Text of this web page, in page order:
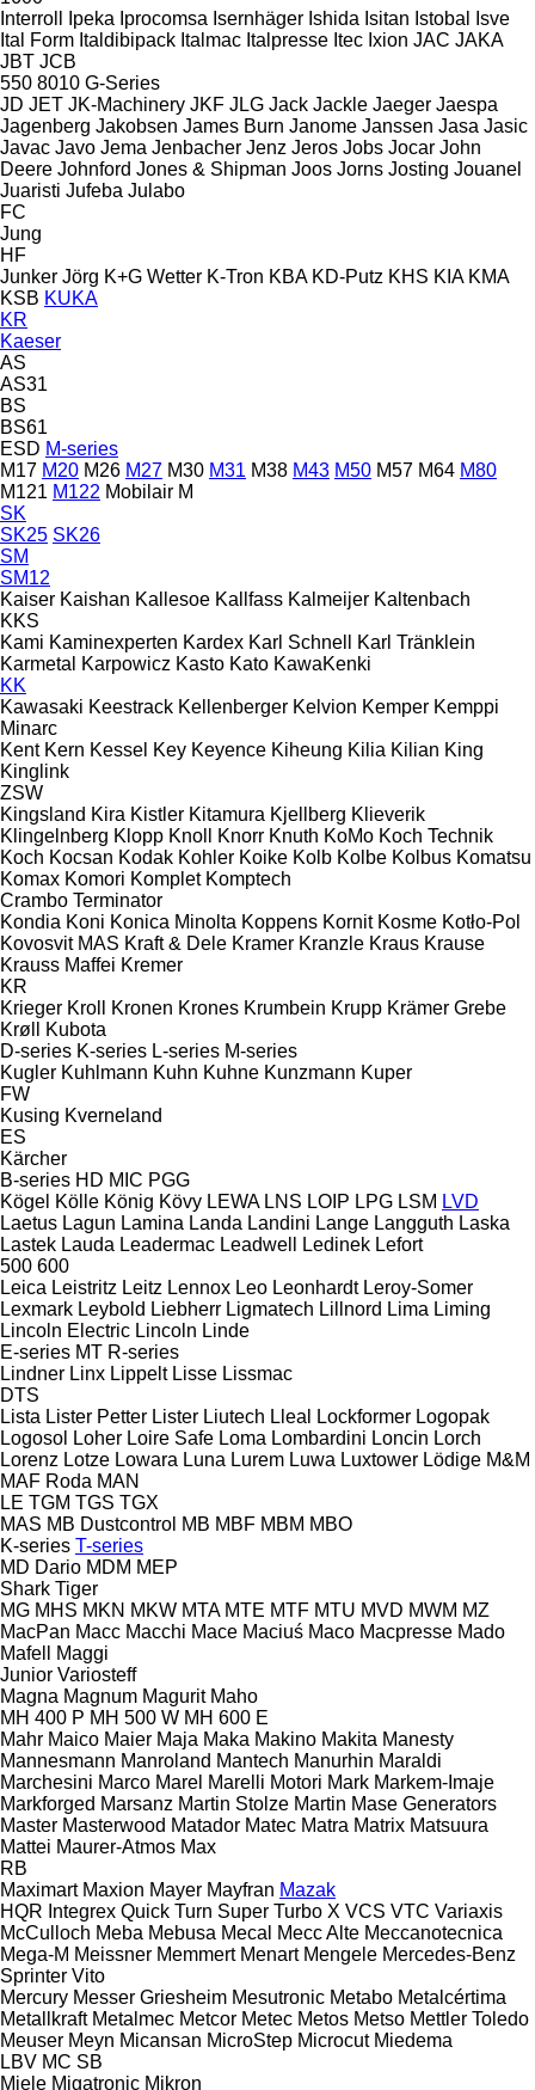
Interroll
Ipeka Iprocomsa Isernhäger Ishida Isitan Istobal
Isve
Ital Form Italdibipack Italmac Italpresse Itec Ixion JAC JAKA
JBT JCB
550 8010 G-Series
JD JET JK-Machinery JKF JLG Jack Jackle Jaeger Jaespa
Jagenberg Jakobsen James Burn Janome Janssen Jasa Jasic
Javac Javo Jema Jenbacher Jenz Jeros Jobs Jocar John
Deere Johnford Jones & Shipman Joos Jorns Josting Jouanel
Juaristi Jufeba Julabo
FC
Jung
HF
Junker Jörg K+G Wetter K-Tron KBA KD-Putz KHS KIA KMA
KSB KUKA
KR
Kaeser
AS
AS31
BS
BS61
ESD M-series
M17 M20 M26 M27 M30 M31 M38 M43 M50 M57 M64 M80
M121 M122 Mobilair M
SK
SK25 SK26
SM
SM12
Kaiser Kaishan Kallesoe Kallfass Kalmeijer Kaltenbach
KKS
Kami Kaminexperten Kardex Karl Schnell
Karl Tränklein
Karmetal
Karpowicz Kasto Kato KawaKenki
KK
Kawasaki Keestrack Kellenberger Kelvion Kemper Kemppi
Minarc
Kent Kern Kessel Key Keyence Kiheung Kilia Kilian King
Kinglink
ZSW
Kingsland Kira Kistler Kitamura Kjellberg Klieverik
Klingelnberg Klopp Knoll Knorr Knuth KoMo Koch Technik
Koch Kocsan Kodak Kohler Koike Kolb Kolbe Kolbus Komatsu
Komax Komori Komplet Komptech
Crambo Terminator
Kondia Koni Konica Minolta Koppens Kornit Kosme Kotło-Pol
Kovosvit MAS Kraft & Dele Kramer Kranzle Kraus Krause
Krauss Maffei Kremer
KR
Krieger Kroll Kronen Krones Krumbein Krupp Krämer Grebe
Krøll
Kubota
D-series K-series L-series M-series
Kugler Kuhlmann Kuhn Kuhne Kunzmann Kuper
FW
Kusing Kverneland
ES
Kärcher
B-series HD MIC PGG
Kögel Kölle König Kövy LEWA LNS LOIP LPG LSM LVD
Laetus Lagun Lamina Landa Landini Lange Langguth Laska
Lastek Lauda Leadermac Leadwell Ledinek Lefort
500 600
Leica Leistritz Leitz Lennox Leo Leonhardt Leroy-Somer
Lexmark Leybold Liebherr Ligmatech Lillnord Lima Liming
Lincoln Electric Lincoln Linde
E-series MT R-series
Lindner Linx Lippelt Lisse Lissmac
DTS
Lista Lister Petter Lister Liutech Lleal Lockformer Logopak
Logosol
Loher Loire Safe Loma Lombardini Loncin Lorch
Lorenz Lotze Lowara Luna Lurem Luwa Luxtower Lödige M&M
MAF Roda MAN
LE TGM TGS TGX
MAS MB Dustcontrol MB MBF MBM MBO
K-series T-series
MD Dario MDM MEP
Shark Tiger
MG MHS MKN MKW MTA MTE MTF MTU MVD MWM MZ
MacPan Macc Macchi Mace Maciuś Maco Macpresse Mado
Mafell
Maggi
Junior Variosteff
Magna Magnum Magurit Maho
MH 400 P MH 500 W MH 600 E
Mahr Maico Maier Maja Maka Makino Makita Manesty
Mannesmann Manroland Mantech Manurhin Maraldi
Marchesini Marco Marel Marelli Motori Mark Markem-Imaje
Markforged Marsanz Martin Stolze Martin Mase Generators
Master Masterwood Matador Matec Matra Matrix Matsuura
Mattei Maurer-Atmos Max
RB
Maximart Maxion Mayer Mayfran Mazak
HQR Integrex Quick Turn Super Turbo X VCS VTC Variaxis
McCulloch Meba Mebusa Mecal Mecc Alte Meccanotecnica
Mega-M Meissner Memmert Menart Mengele Mercedes-Benz
Sprinter Vito
Mercury Messer Griesheim Mesutronic Metabo Metalcértima
Metallkraft Metalmec Metcor Metec Metos Metso Mettler Toledo
Meuser Meyn Micansan MicroStep Microcut Miedema
LBV MC SB
Miele Migatronic Mikron